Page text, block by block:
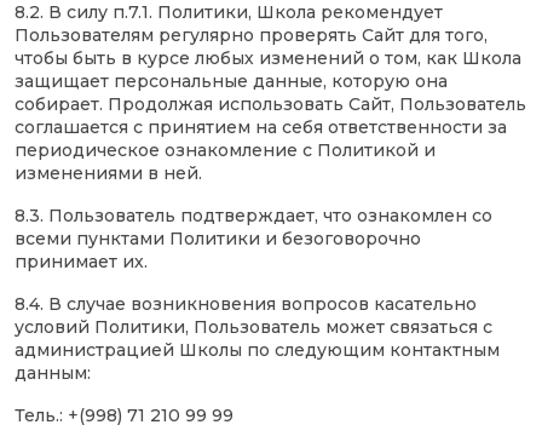
8.2. В силу п.7.1. Политики, Школа рекомендует
Пользователям регулярно проверять Сайт для того,
чтобы быть в курсе любых изменений о том, как Школа
защищает персональные данные, которую она
собирает. Продолжая использовать Сайт, Пользователь
соглашается с принятием на себя ответственности за
периодическое ознакомление с Политикой и
изменениями в ней.
8.3. Пользователь подтверждает, что ознакомлен со
всеми пунктами Политики и безоговорочно
принимает их.
8.4. В случае возникновения вопросов касательно
условий Политики, Пользователь может связаться с
администрацией Школы по следующим контактным
данным:
Тель.: +(998) 71 210 99 99